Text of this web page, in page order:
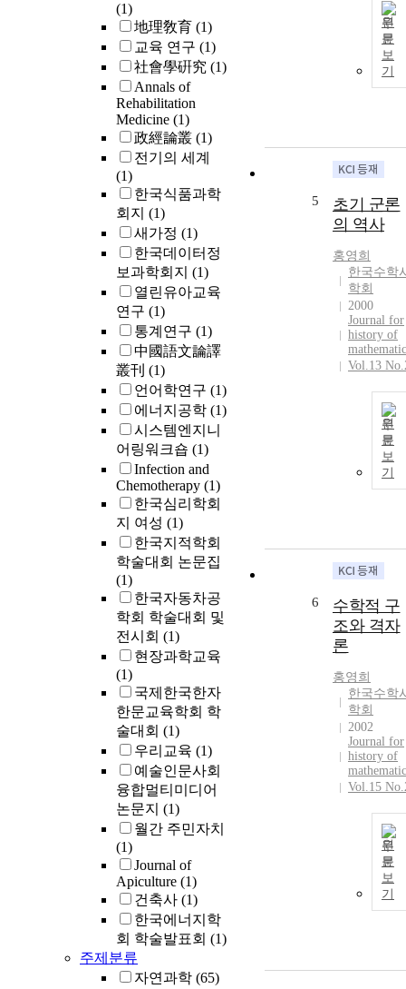
(1)
地理敎育 (1)
교육 연구 (1)
社會學硏究 (1)
Annals of
Rehabilitation
Medicine (1)
政經論叢 (1)
전기의 세계
(1)
한국식품과학
회지 (1)
새가정 (1)
한국데이터정
보과학회지 (1)
열린유아교육
연구 (1)
통계연구 (1)
中國語文論譯
叢刊 (1)
언어학연구 (1)
에너지공학 (1)
시스템엔지니
어링워크숍 (1)
Infection and
Chemotherapy (1)
한국심리학회
지 여성 (1)
한국지적학회
학술대회 논문집
(1)
한국자동차공
학회 학술대회 및
전시회 (1)
현장과학교육
(1)
국제한국한자
한문교육학회 학
술대회 (1)
우리교육 (1)
예술인문사회
융합멀티미디어
논문지 (1)
월간 주민자치
(1)
Journal of
Apiculture (1)
건축사 (1)
한국에너지학
회 학술발표회 (1)
주제분류
자연과학 (65)
원
문
보
기
5
초기 군론
의 역사
홍영희
한국수학
학회
2000
Journal for
history of
Vol.13
원
문
보
기
6
수학적 구
조와 격자
론
홍영희
한국수학
학회
2002
Journal for
history of
Vol.15
원
문
보
기